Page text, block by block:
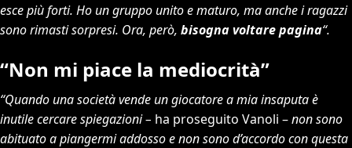
esce più forti. Ho un gruppo unito e maturo, ma anche i ragazzi
sono rimasti sorpresi. Ora, però, bisogna voltare pagina“.
“Non mi piace la mediocrità”
“Quando una società vende un giocatore a mia insaputa è
inutile cercare spiegazioni – ha proseguito Vanoli –non sono
abituato a piangermi addosso e non sono d’accordo con questa